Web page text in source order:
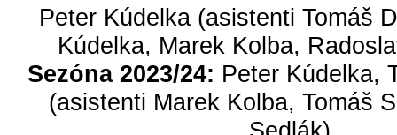
Peter Kúdelka (asistenti Tomáš
Kúdelka, Marek Kolba,
Sezóna 2023/24: Peter Kúdelka,
(asistenti Marek Kolba, Tomáš